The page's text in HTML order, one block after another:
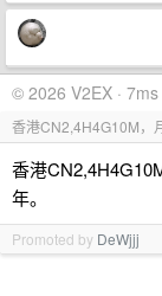
© 2026 V2EX · 7ms
香港CN2,4H4G10M，
香港
年。
Promoted by DeWjjj